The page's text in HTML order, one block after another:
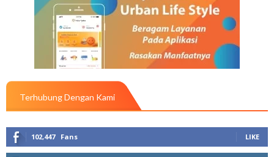
Terhubung Dengan Kami
102,447 Fans LIKE